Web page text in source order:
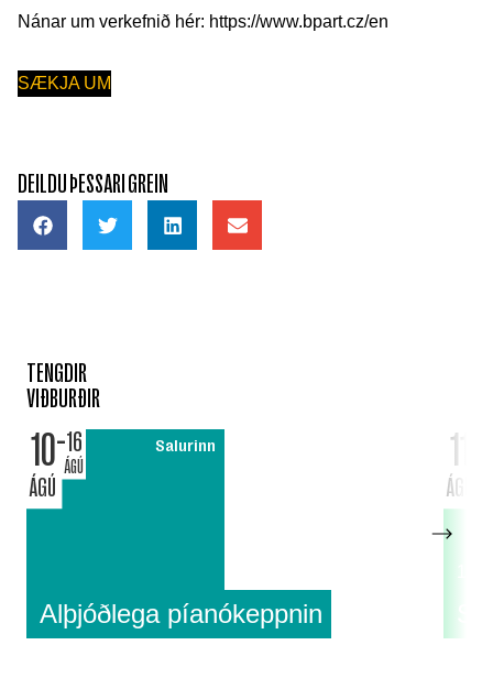
Nánar um verkefnið hér: https://www.bpart.cz/en
SÆKJA UM
DEILDU ÞESSARI GREIN
TENGDIR
VIÐBURÐIR
10
ÁGÚ
16
ÁGÚ
Salurinn
Alþjóðlega píanókeppnin
11
ÁGÚ